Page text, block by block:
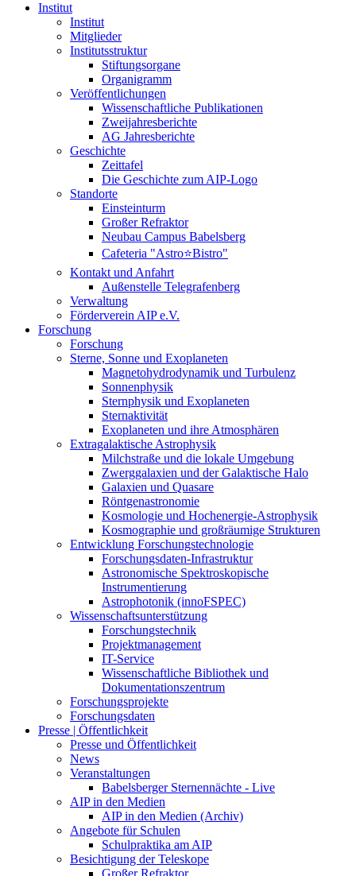
Institut
Institut
Mitglieder
Institutsstruktur
Stiftungsorgane
Organigramm
Veröffentlichungen
Wissenschaftliche Publikationen
Zweijahresberichte
AG Jahresberichte
Geschichte
Zeittafel
Die Geschichte zum AIP-Logo
Standorte
Einsteinturm
Großer Refraktor
Neubau Campus Babelsberg
Cafeteria "Astro⭐Bistro"
Kontakt und Anfahrt
Außenstelle Telegrafenberg
Verwaltung
Förderverein AIP e.V.
Forschung
Forschung
Sterne, Sonne und Exoplaneten
Magnetohydrodynamik und Turbulenz
Sonnenphysik
Sternphysik und Exoplaneten
Sternaktivität
Exoplaneten und ihre Atmosphären
Extragalaktische Astrophysik
Milchstraße und die lokale Umgebung
Zwerggalaxien und der Galaktische Halo
Galaxien und Quasare
Röntgenastronomie
Kosmologie und Hochenergie-Astrophysik
Kosmographie und großräumige Strukturen
Entwicklung Forschungstechnologie
Forschungsdaten-Infrastruktur
Astronomische Spektroskopische
Instrumentierung
Astrophotonik (innoFSPEC)
Wissenschaftsunterstützung
Forschungstechnik
Projektmanagement
IT-Service
Wissenschaftliche Bibliothek und
Dokumentationszentrum
Forschungsprojekte
Forschungsdaten
Presse | Öffentlichkeit
Presse und Öffentlichkeit
News
Veranstaltungen
Babelsberger Sternennächte - Live
AIP in den Medien
AIP in den Medien (Archiv)
Angebote für Schulen
Schulpraktika am AIP
Besichtigung der Teleskope
Großer Refraktor